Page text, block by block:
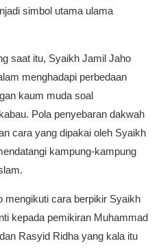
simbol utama ulama
saat itu, Syaikh Jamil Jaho
menghadapi perbedaan
kaum muda soal
Pola penyebaran dakwah
cara yang dipakai oleh Syaikh
kampung-kampung
mengikuti cara berpikir Syaikh
kepada pemikiran Muhammad
Rasyid Ridha yang kala itu